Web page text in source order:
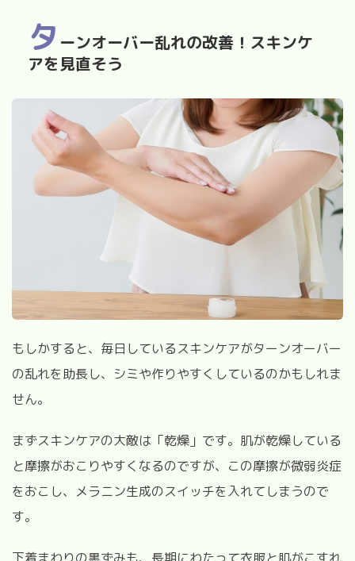
タ ーンオーバー乱れの改善！スキンケ
アを見直そう
もしかすると、毎日しているスキンケアがターンオーバー
の乱れを助長し、シミや作りやすくしているのかもしれま
せん。
まずスキンケアの大敵は「乾燥」です。肌が乾燥している
と摩擦がおこりやすくなるのですが、この摩擦が微弱炎症
をおこし、メラニン生成のスイッチを入れてしまうので
す。